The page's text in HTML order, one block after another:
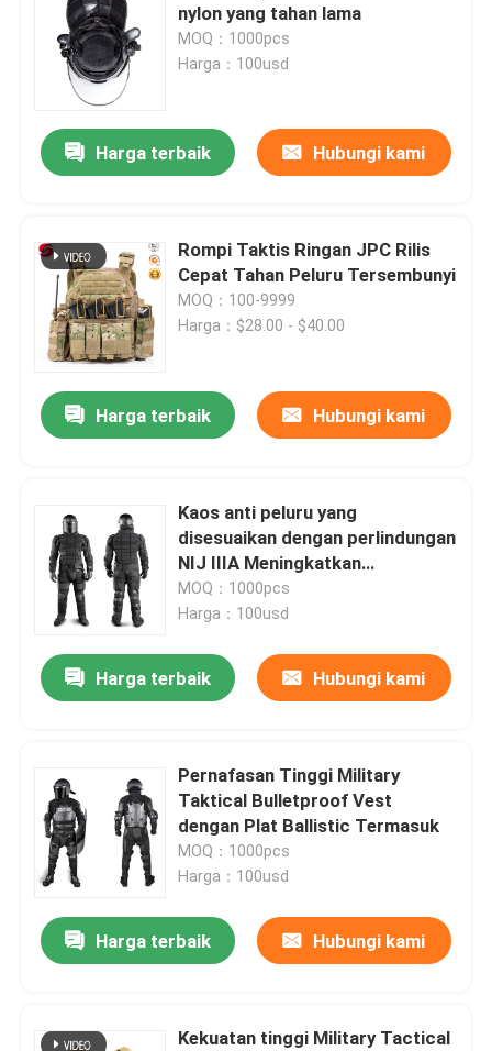
nylon yang tahan lama
MOQ：1000pcs
Harga：100usd
Harga terbaik Hubungi kami
Rompi Taktis Ringan JPC Rilis
Cepat Tahan Peluru Tersembunyi
MOQ：100-9999
Harga：$28.00 - $40.00
Harga terbaik Hubungi kami
Kaos anti peluru yang
disesuaikan dengan perlindungan
NIJ IIIA Meningkatkan
kenyamanan
MOQ：1000pcs
Harga：100usd
Harga terbaik Hubungi kami
Pernafasan Tinggi Military
Taktical Bulletproof Vest
dengan Plat Ballistic Termasuk
MOQ：1000pcs
Harga：100usd
Harga terbaik Hubungi kami
Kekuatan tinggi Military Tactical